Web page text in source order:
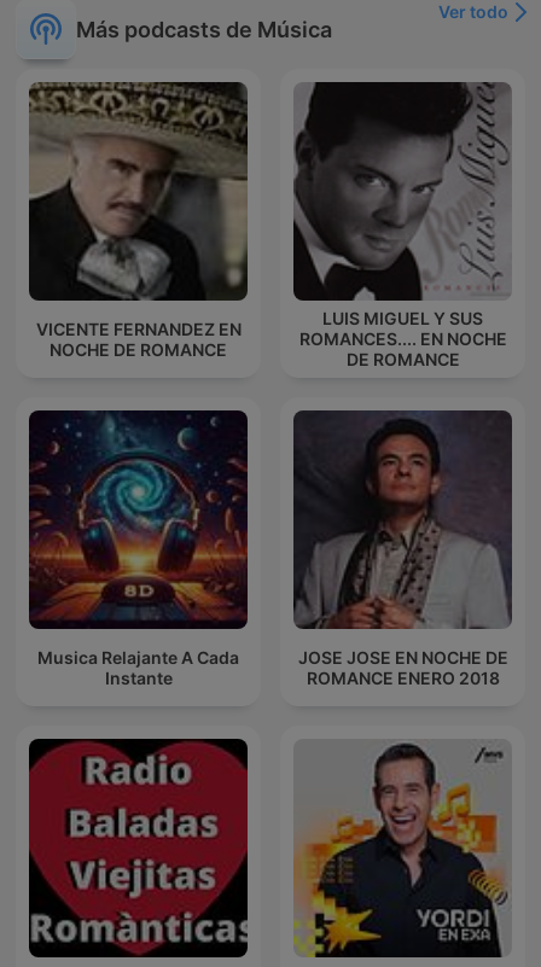
Más podcasts de Música
Ver todo
VICENTE FERNANDEZ EN
NOCHE DE ROMANCE
LUIS MIGUEL Y SUS
ROMANCES.... EN NOCHE
DE ROMANCE
Musica Relajante A Cada
Instante
JOSE JOSE EN NOCHE DE
ROMANCE ENERO 2018